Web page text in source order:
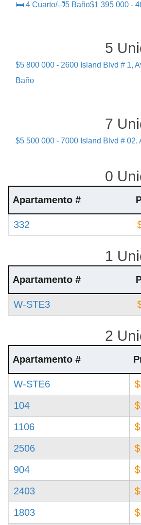
🛏 4 Cuarto/🛁5 Baño$1 395 000 -
5
$5 800 000 - 2600 Island Blvd # 1,
Baño
7
$5 500 000 - 7000 Island Blvd #
0
Apartamento #
332
1
Apartamento #
W-STE3
2
Apartamento #
W-STE6
104
1106
2506
904
2403
1803